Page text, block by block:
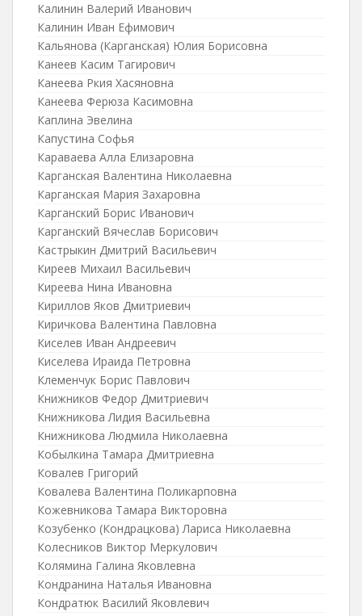
Калинин Валерий Иванович
Калинин Иван Ефимович
Кальянова (Карганская) Юлия Борисовна
Канеев Касим Тагирович
Канеева Ркия Хасяновна
Канеева Ферюза Касимовна
Каплина Эвелина
Капустина Софья
Караваева Алла Елизаровна
Карганская Валентина Николаевна
Карганская Мария Захаровна
Карганский Борис Иванович
Карганский Вячеслав Борисович
Кастрыкин Дмитрий Васильевич
Киреев Михаил Васильевич
Киреева Нина Ивановна
Кириллов Яков Дмитриевич
Киричкова Валентина Павловна
Киселев Иван Андреевич
Киселева Ираида Петровна
Клеменчук Борис Павлович
Книжников Федор Дмитриевич
Книжникова Лидия Васильевна
Книжникова Людмила Николаевна
Кобылкина Тамара Дмитриевна
Ковалев Григорий
Ковалева Валентина Поликарповна
Кожевникова Тамара Викторовна
Козубенко (Кондрацкова) Лариса Николаевна
Колесников Виктор Меркулович
Колямина Галина Яковлевна
Кондранина Наталья Ивановна
Кондратюк Василий Яковлевич